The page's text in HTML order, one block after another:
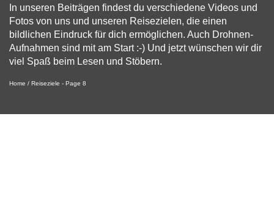
In unseren Beiträgen findest du verschiedene Videos und
Fotos von uns und unseren Reisezielen, die einen
bildlichen Eindruck für dich ermöglichen. Auch Drohnen-
Aufnahmen sind mit am Start :-) Und jetzt wünschen wir dir
viel Spaß beim Lesen und Stöbern.
Home / Reiseziele - Page 8